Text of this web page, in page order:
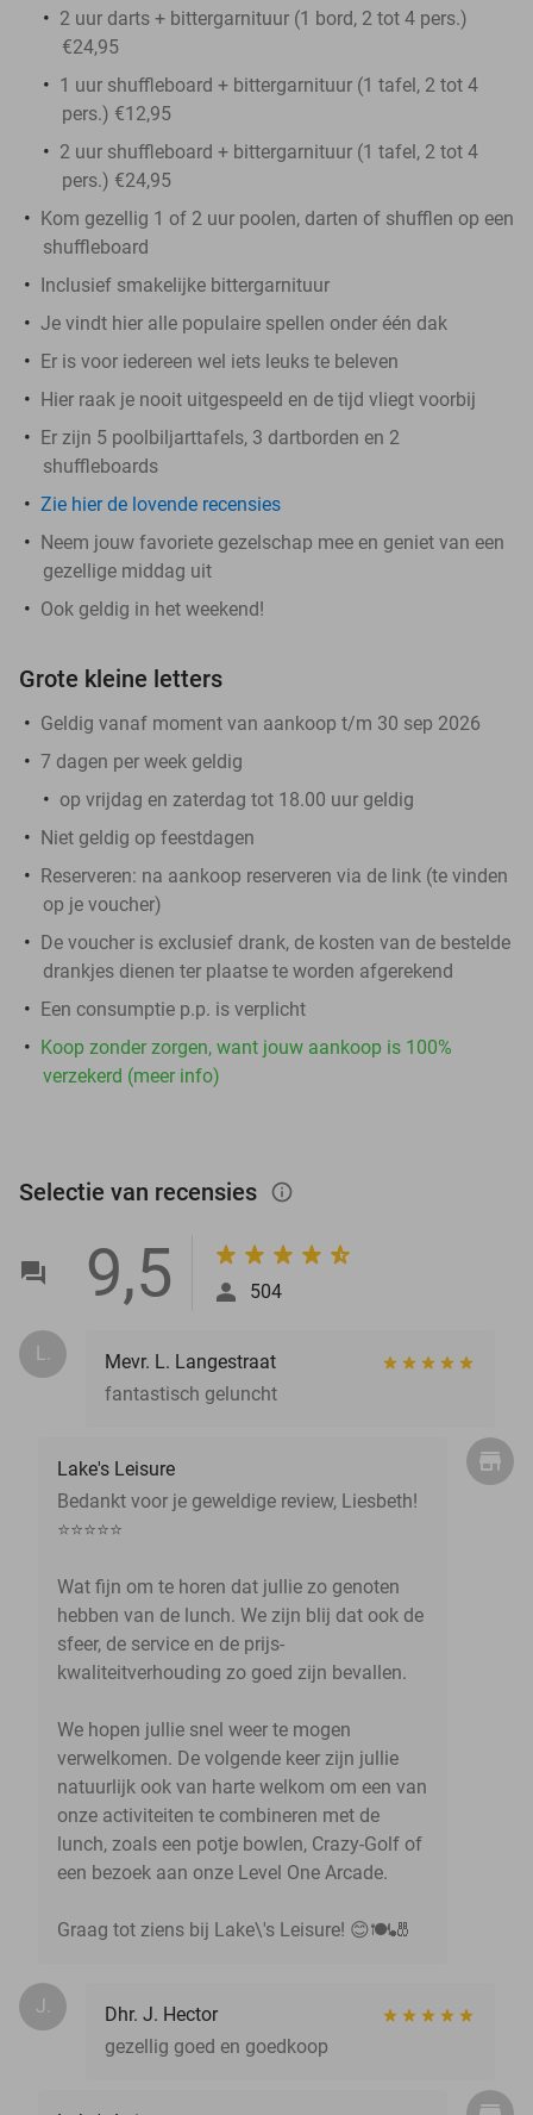
2 uur darts + bittergarnituur (1 bord, 2 tot 4 pers.)
€24,95
1 uur shuffleboard + bittergarnituur (1 tafel, 2 tot 4
pers.) €12,95
2 uur shuffleboard + bittergarnituur (1 tafel, 2 tot 4
pers.) €24,95
Kom gezellig 1 of 2 uur poolen, darten of shufflen op een
shuffleboard
Inclusief smakelijke bittergarnituur
Je vindt hier alle populaire spellen onder één dak
Er is voor iedereen wel iets leuks te beleven
Hier raak je nooit uitgespeeld en de tijd vliegt voorbij
Er zijn 5 poolbiljarttafels, 3 dartborden en 2
shuffleboards
Zie hier de lovende recensies
Neem jouw favoriete gezelschap mee en geniet van een
gezellige middag uit
Ook geldig in het weekend!
Grote kleine letters
Geldig vanaf moment van aankoop t/m 30 sep 2026
7 dagen per week geldig
op vrijdag en zaterdag tot 18.00 uur geldig
Niet geldig op feestdagen
Reserveren: na aankoop reserveren via de link (te vinden
op je voucher)
De voucher is exclusief drank, de kosten van de bestelde
drankjes dienen ter plaatse te worden afgerekend
Een consumptie p.p. is verplicht
Koop zonder zorgen, want jouw aankoop is 100%
verzekerd (meer info)
Selectie van recensies info_outlined
9,5 504
L.
Mevr. L. Langestraat
fantastisch geluncht
Lake's Leisure
Bedankt voor je geweldige review, Liesbeth!
⭐⭐⭐⭐⭐
Wat fijn om te horen dat jullie zo genoten
hebben van de lunch. We zijn blij dat ook de
sfeer, de service en de prijs-
kwaliteitverhouding zo goed zijn bevallen.
We hopen jullie snel weer te mogen
verwelkomen. De volgende keer zijn jullie
natuurlijk ook van harte welkom om een van
onze activiteiten te combineren met de
lunch, zoals een potje bowlen, Crazy-Golf of
een bezoek aan onze Level One Arcade.
Graag tot ziens bij Lake\'s Leisure! 😊🍽️🎳
J.
Dhr. J. Hector
gezellig goed en goedkoop